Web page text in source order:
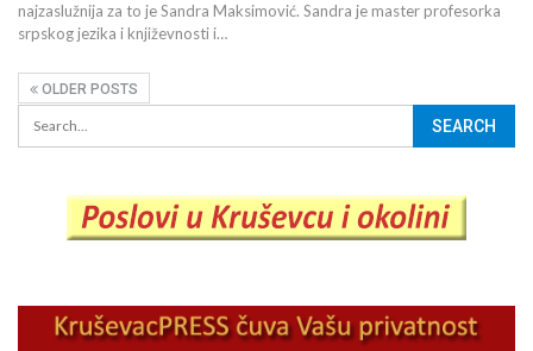
najzaslužnija za to je Sandra Maksimović. Sandra je master profesorka
srpskog jezika i književnosti i…
OLDER POSTS